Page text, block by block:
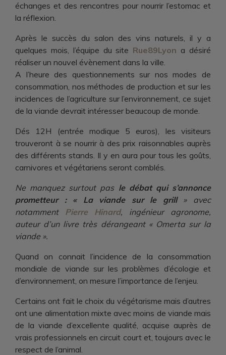
échanges et des rencontres pour nourrir l’estomac et
la réflexion.
Après le succès du salon des vins naturels, il y a
quelques mois, l’équipe du site Rue89Lyon a désiré
réaliser un nouvel évènement dans la ville.
A l’heure des questionnements sur nos modes de
consommation, nos méthodes de production et sur les
incidences de l’agriculture sur l’environnement, ce sujet
de la viande devrait intéresser beaucoup de monde.
Dés 12H (entrée modique 5 euros), les visiteurs
trouveront à se nourrir à des prix raisonnables auprès
des différents stands. Il y en aura pour tous les goûts,
carnivores et végétariens seront comblés.
Ne manquez surtout pas le débat qui s’annonce
prometteur : « La viande sur le grill» avec
notamment Pierre Hinard, ingénieur agronome,
auteur d’un livre très dérangeant « Omerta sur la
viande ».
Quand on connait l’incidence de la consommation
mondiale de viande sur les problèmes d’écologie et
d’environnement, on mesure l’importance de l’enjeu.
Certains ont fait le choix du végétarisme mais d’autres
ont une alimentation mixte avec moins de viande mais
de la viande d’excellente qualité, acquise auprès de
vrais professionnels en circuit court et, toujours avec le
respect de l’animal.